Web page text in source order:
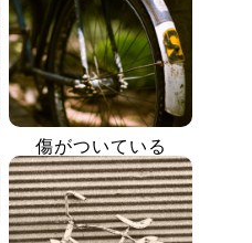
傷がついている